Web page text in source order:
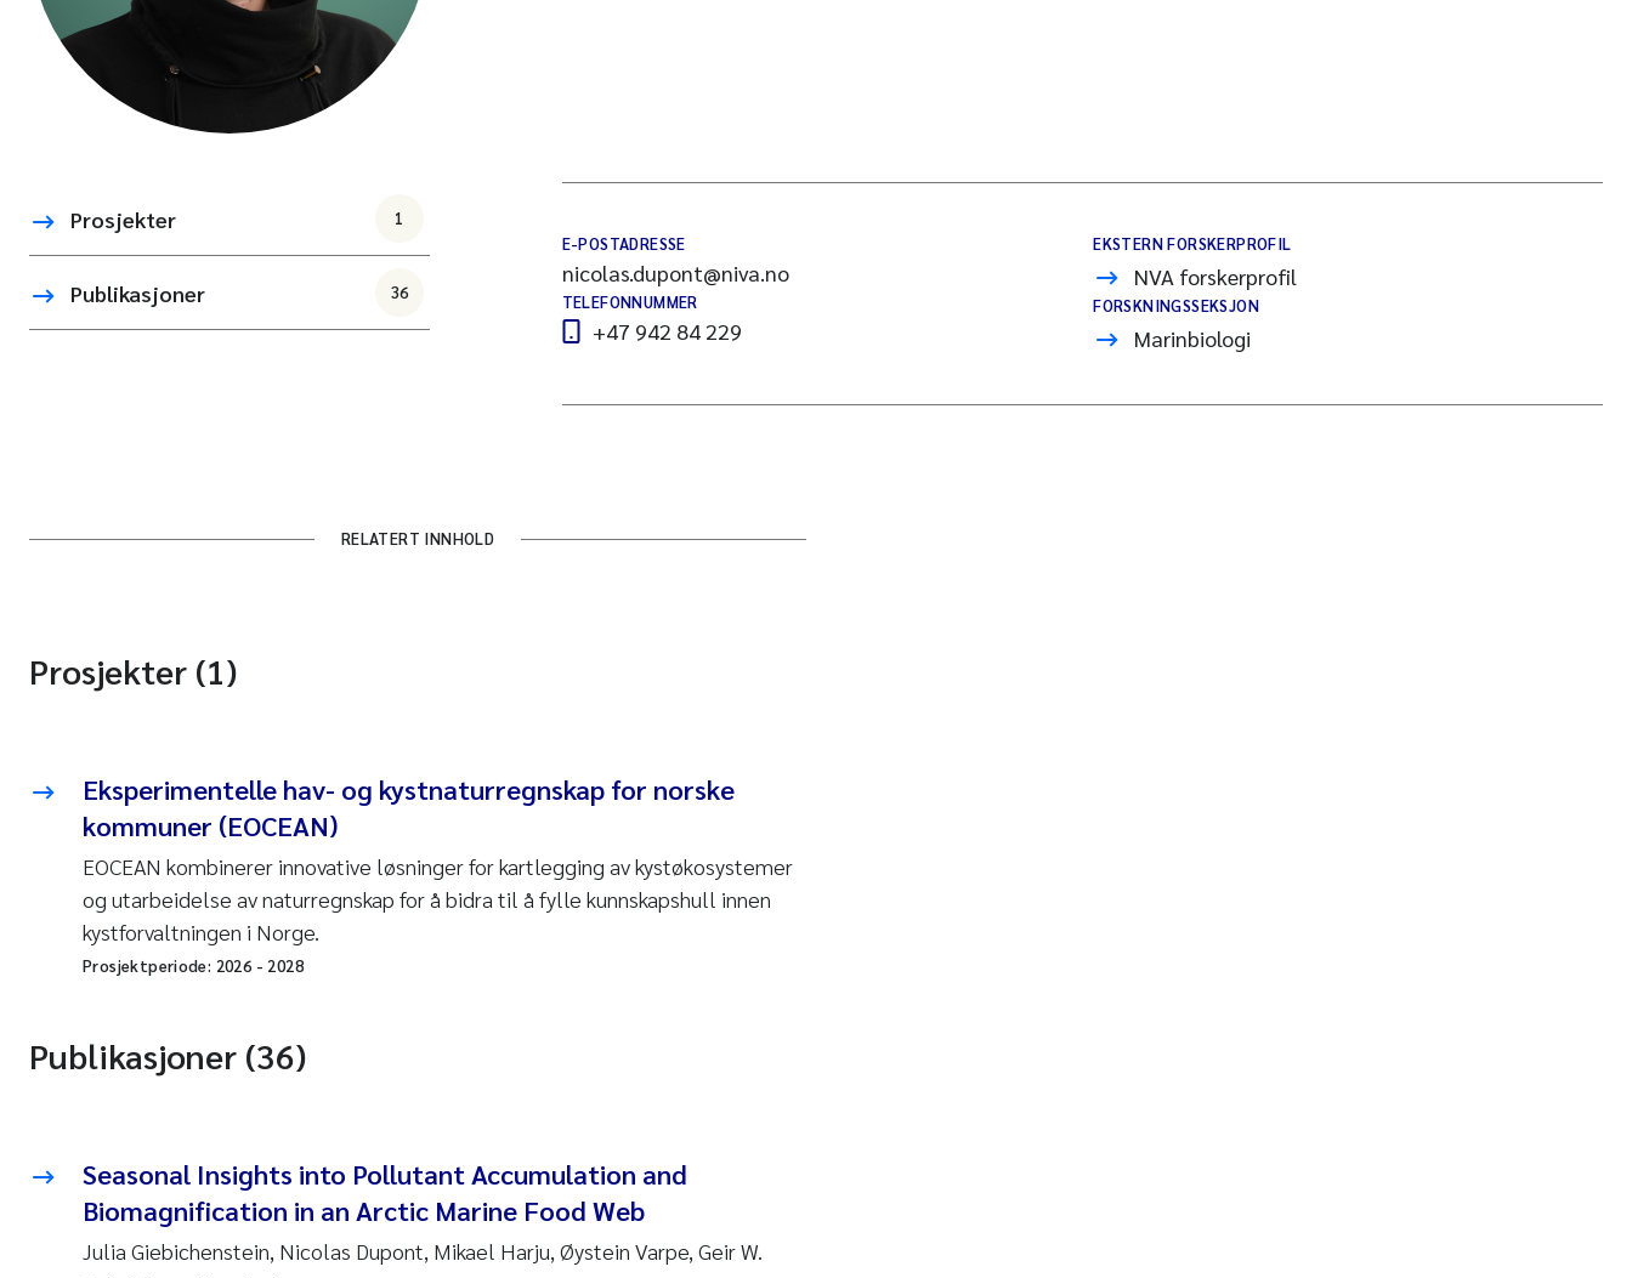
Prosjekter 1
Publikasjoner 36
E-POSTADRESSE
nicolas.dupont@niva.no
TELEFONNUMMER
+47 942 84 229
EKSTERN FORSKERPROFIL
NVA forskerprofil
FORSKNINGSSEKSJON
Marinbiologi
RELATERT INNHOLD
Prosjekter (1)
Eksperimentelle hav- og kystnaturregnskap for norske
kommuner (EOCEAN)
EOCEAN kombinerer innovative løsninger for kartlegging av kystøkosystemer
og utarbeidelse av naturregnskap for å bidra til å fylle kunnskapshull innen
kystforvaltningen i Norge.
Prosjektperiode: 2026 - 2028
Publikasjoner (36)
Seasonal Insights into Pollutant Accumulation and
Biomagnification in an Arctic Marine Food Web
Julia Giebichenstein, Nicolas Dupont, Mikael Harju, Øystein Varpe, Geir W.